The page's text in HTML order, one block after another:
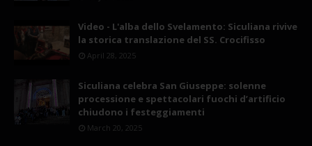
Video - L'alba dello Svelamento: Siculiana rivive
la storica translazione del SS. Crocifisso
April 28, 2025
Siculiana celebra San Giuseppe: solenne
processione e spettacolari fuochi d’artificio
chiudono i festeggiamenti
March 20, 2025